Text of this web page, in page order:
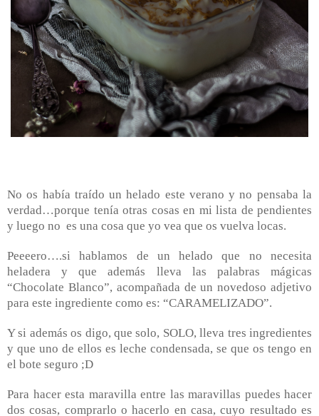
No os había traído un helado este verano y no pensaba la
verdad…porque tenía otras cosas en mi lista de pendientes
y luego no es una cosa que yo vea que os vuelva locas.
Peeeero….si hablamos de un helado que no necesita
heladera y que además lleva las palabras mágicas
“Chocolate Blanco”, acompañada de un novedoso adjetivo
para este ingrediente como es: “CARAMELIZADO”.
Y si además os digo, que solo, SOLO, lleva tres ingredientes
y que uno de ellos es leche condensada, se que os tengo en
el bote seguro ;D
Para hacer esta maravilla entre las maravillas puedes hacer
dos cosas, comprarlo o hacerlo en casa, cuyo resultado es